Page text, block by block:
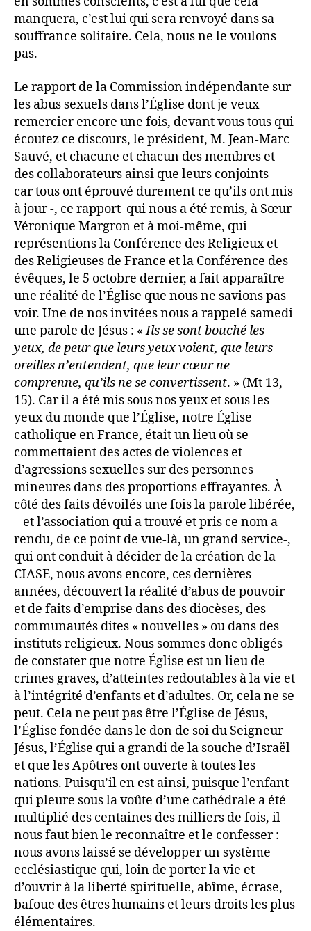
manquera, c’est lui qui sera renvoyé dans sa
souffrance solitaire. Cela, nous ne le voulons
pas.
Le rapport de la Commission indépendante sur
les abus sexuels dans l’Église dont je veux
remercier encore une fois, devant vous tous qui
écoutez ce discours, le président, M. Jean-Marc
Sauvé, et chacune et chacun des membres et
des collaborateurs ainsi que leurs conjoints –
car tous ont éprouvé durement ce qu’ils ont mis
à jour -, ce rapport qui nous a été remis, à Sœur
Véronique Margron et à moi-même, qui
représentions la Conférence des Religieux et
des Religieuses de France et la Conférence des
évêques, le 5 octobre dernier, a fait apparaître
une réalité de l’Église que nous ne savions pas
voir. Une de nos invitées nous a rappelé samedi
une parole de Jésus : «Ils se sont bouché les
yeux, de peur que leurs yeux voient, que leurs
oreilles n’entendent, que leur cœur ne
comprenne, qu’ils ne se convertissent. » (Mt 13,
15). Car il a été mis sous nos yeux et sous les
yeux du monde que l’Église, notre Église
catholique en France, était un lieu où se
commettaient des actes de violences et
d’agressions sexuelles sur des personnes
mineures dans des proportions effrayantes. À
côté des faits dévoilés une fois la parole libérée,
– et l’association qui a trouvé et pris ce nom a
rendu, de ce point de vue-là, un grand service-,
qui ont conduit à décider de la création de la
CIASE, nous avons encore, ces dernières
années, découvert la réalité d’abus de pouvoir
et de faits d’emprise dans des diocèses, des
communautés dites « nouvelles » ou dans des
instituts religieux. Nous sommes donc obligés
de constater que notre Église est un lieu de
crimes graves, d’atteintes redoutables à la vie et
à l’intégrité d’enfants et d’adultes. Or, cela ne se
peut. Cela ne peut pas être l’Église de Jésus,
l’Église fondée dans le don de soi du Seigneur
Jésus, l’Église qui a grandi de la souche d’Israël
et que les Apôtres ont ouverte à toutes les
nations. Puisqu’il en est ainsi, puisque l’enfant
qui pleure sous la voûte d’une cathédrale a été
multiplié des centaines des milliers de fois, il
nous faut bien le reconnaître et le confesser :
nous avons laissé se développer un système
ecclésiastique qui, loin de porter la vie et
d’ouvrir à la liberté spirituelle, abîme, écrase,
bafoue des êtres humains et leurs droits les plus
élémentaires.